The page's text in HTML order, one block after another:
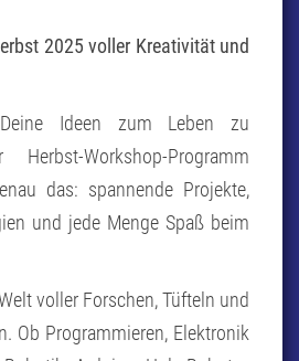
2025 voller Kreativität und
Ideen zum Leben zu
Workshop-Programm
das: spannende Projekte,
und jede Menge Spaß beim
voller Forschen, Tüfteln und
Ob Programmieren, Elektronik